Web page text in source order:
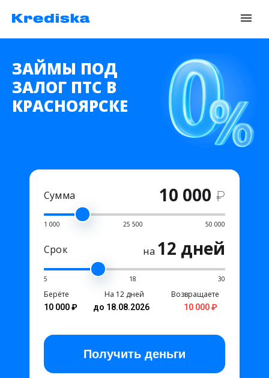
ЗАЙМЫ ПОД
ЗАЛОГ ПТС В
КРАСНОЯРСКЕ
Сумма 10 000 ₽
1 000 25 500 50 000
Срок на 12 дней
5 18 30
Берёте
10 000 ₽
На 12 дней
до 18.08.2026
Возвращаете
10 000 ₽
Получить деньги